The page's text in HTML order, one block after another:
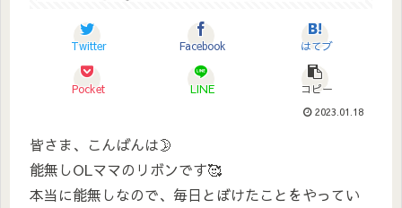
Twitter Facebook はてブ
Pocket LINE コピー
2023.01.18
皆さま、こんばんは🌛
能無しOLママのリボンです🥰
本当に能無しなので、毎日とぼけたことをやってい